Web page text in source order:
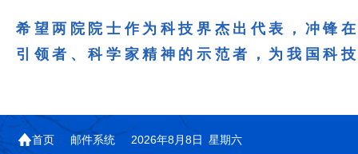
希望两院院士作为科技界杰出代表，冲锋
引领者、科学家精神的示范者，为我国科
首页 邮件系统 2026年8月8日 星期六